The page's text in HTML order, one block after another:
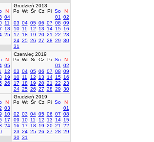
N
04
11
18
25
Grudzień 2018
Po Wt Śr Cz Pi So
N
01
02
03 04 05 06 07 08 09
10 11 12 13 14 15 16
17
18 19 20 21 22 23
24 25 26 27 28 29 30
31
N
05
12
19
26
Czerwiec 2019
Po Wt Śr Cz Pi So
N
01
02
03 04 05 06 07 08 09
10 11 12 13 14 15 16
17
18 19 20 21 22 23
24 25 26 27 28 29 30
N
03
10
17
24
Grudzień 2019
Po Wt Śr Cz Pi So
N
01
02 03 04 05 06 07 08
09
10 11 12 13 14 15
16
17 18 19 20 21
22
23 24 25 26 27 28 29
30 31